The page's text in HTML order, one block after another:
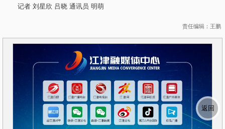
记者 刘星欣 吕晓 通讯员 明萌
责任编辑：王鹏